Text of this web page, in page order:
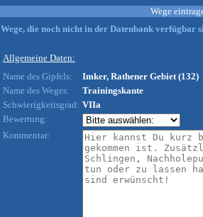
Wege
Wege, die noch nicht in der Datenbank verfügbar
Allgemeine Daten:
Name des Gipfels:
Imker, Rathener Gebiet (132)
Name des Weges:
Trainingskante
Schwierigkeitsgrad: VIIa
Bewertung:
Kommentar: